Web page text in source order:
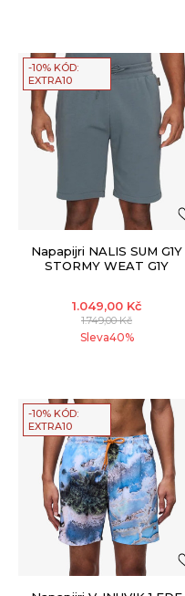
-10% KÓD:
EXTRA10
Napapijri NALIS SUM G1Y
STORMY WEAT G1Y
1.049,00 Kč
1.749,00Kč
Sleva40%
-10% KÓD:
EXTRA10